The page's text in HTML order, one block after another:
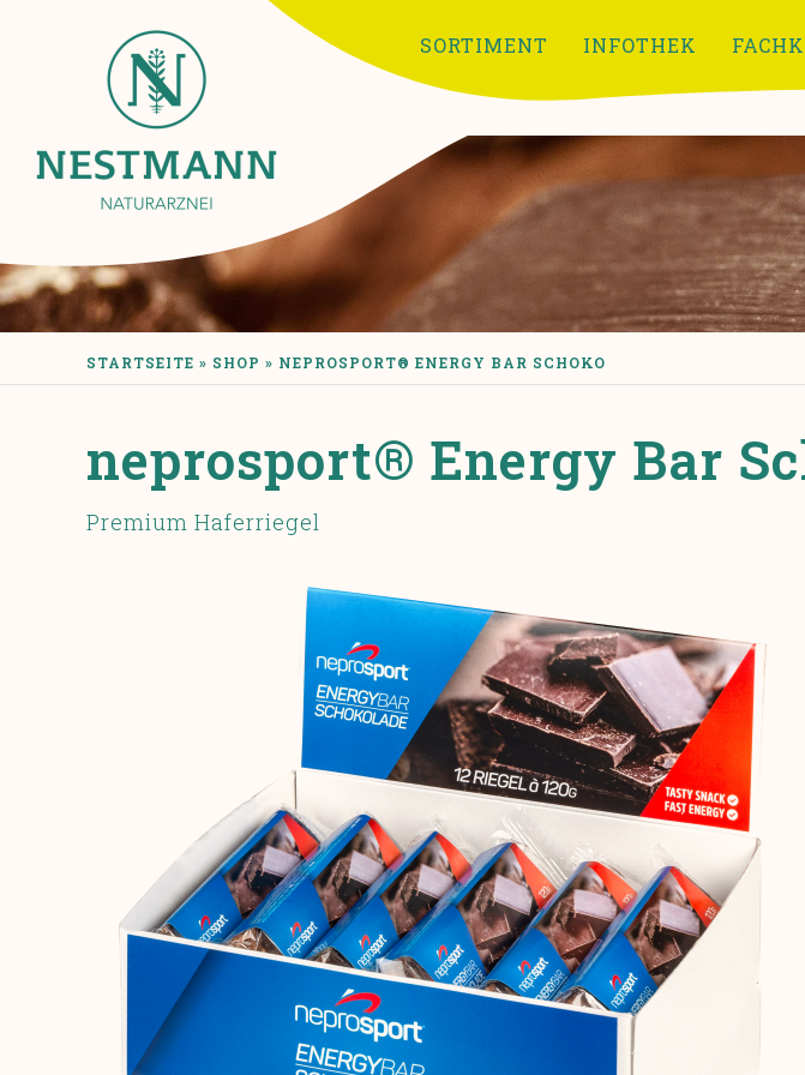
SORTIMENT
INFOTHEK
YOU ARE HERE
STARTSEITE » SHOP » NEPROSPORT® ENERGY BAR SCHOKO
neprosport® Energy Bar
Premium Haferriegel